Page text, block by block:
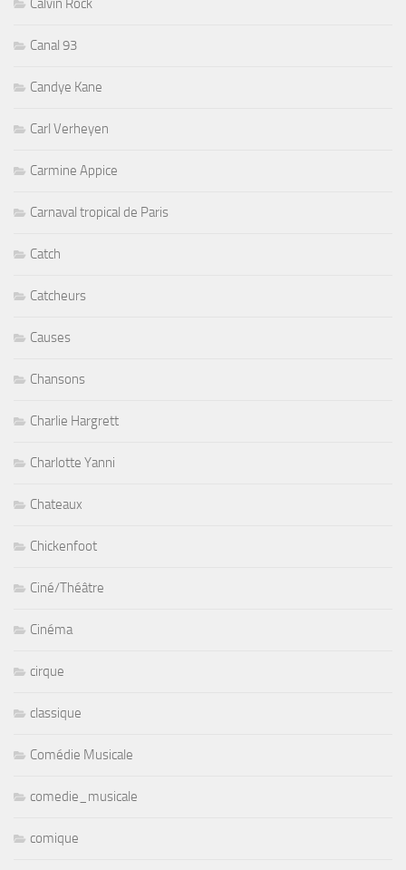
Calvin Rock
Canal 93
Candye Kane
Carl Verheyen
Carmine Appice
Carnaval tropical de Paris
Catch
Catcheurs
Causes
Chansons
Charlie Hargrett
Charlotte Yanni
Chateaux
Chickenfoot
Ciné/Théâtre
Cinéma
cirque
classique
Comédie Musicale
comedie_musicale
comique